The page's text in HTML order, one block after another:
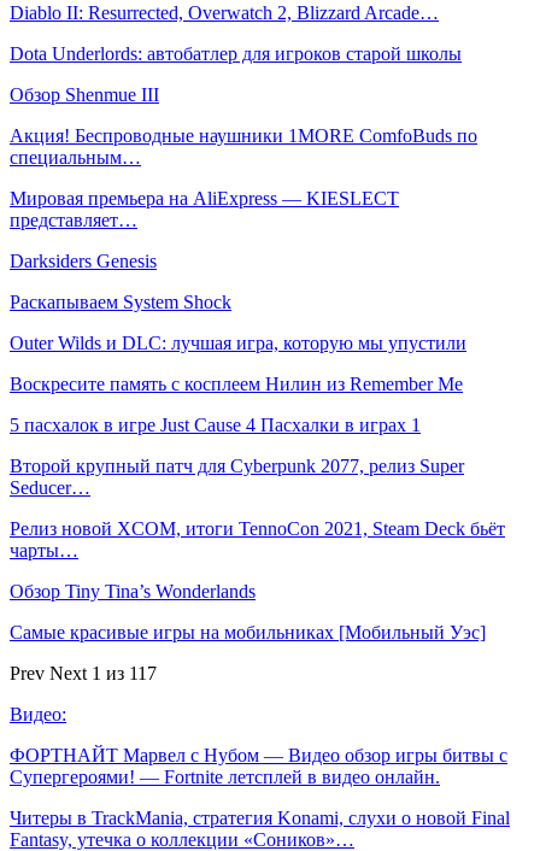
Diablo II: Resurrected, Overwatch 2, Blizzard Arcade…
Dota Underlords: автобатлер для игроков старой школы
Обзор Shenmue III
Акция! Беспроводные наушники 1MORE ComfoBuds по
специальным…
Мировая премьера на AliExpress — KIESLECT
представляет…
Darksiders Genesis
Раскапываем System Shock
Outer Wilds и DLC: лучшая игра, которую мы упустили
Воскресите память с косплеем Нилин из Remember Me
5 пасхалок в игре Just Cause 4 Пасхалки в играх 1
Второй крупный патч для Cyberpunk 2077, релиз Super
Seducer…
Релиз новой XCOM, итоги TennoCon 2021, Steam Deck бьёт
чарты…
Обзор Tiny Tina’s Wonderlands
Самые красивые игры на мобильниках [Мобильный Уэс]
Prev Next 1 из 117
Видео:
ФОРТНАЙТ Марвел с Нубом — Видео обзор игры битвы с
Супергероями! — Fortnite летсплей в видео онлайн.
Читеры в TrackMania, стратегия Konami, слухи о новой Final
Fantasy, утечка о коллекции «Соников»…